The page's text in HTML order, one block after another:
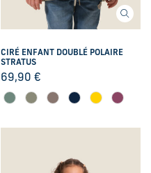
CIRÉ ENFANT DOUBLÉ POLAIRE
STRATUS
69,90 €